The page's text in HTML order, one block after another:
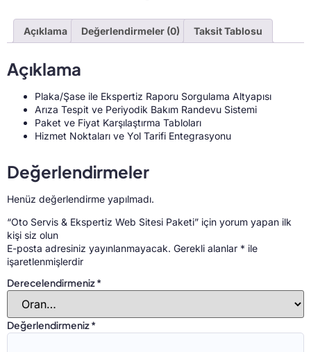
Açıklama Değerlendirmeler (0) Taksit Tablosu
Açıklama
Plaka/Şase ile Ekspertiz Raporu Sorgulama Altyapısı
Arıza Tespit ve Periyodik Bakım Randevu Sistemi
Paket ve Fiyat Karşılaştırma Tabloları
Hizmet Noktaları ve Yol Tarifi Entegrasyonu
Değerlendirmeler
Henüz değerlendirme yapılmadı.
“Oto Servis & Ekspertiz Web Sitesi Paketi” için yorum yapan ilk
kişi siz olun
E-posta adresiniz yayınlanmayacak. Gerekli alanlar * ile
işaretlenmişlerdir
Derecelendirmeniz*
Değerlendirmeniz*